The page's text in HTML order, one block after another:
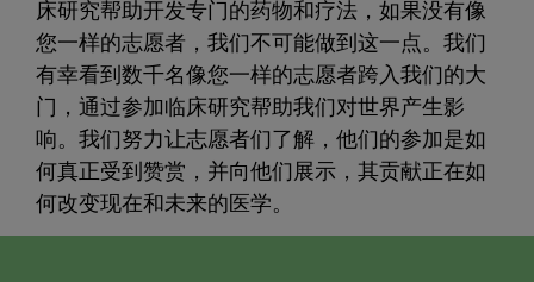
床研究帮助开发专门的药物和疗法，如果没有像
您一样的志愿者，我们不可能做到这一点。我们
有幸看到数千名像您一样的志愿者跨入我们的大
门，通过参加临床研究帮助我们对世界产生影
响。我们努力让志愿者们了解，他们的参加是如
何真正受到赞赏，并向他们展示，其贡献正在如
何改变现在和未来的医学。